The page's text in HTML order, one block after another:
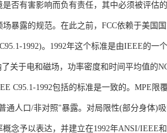
否有害影响而负有责任，其中必须被评估
场暴露的规范。在此之前，FCC依赖于美国
1992)。1992年这个标准是由IEEE的
了关于电和磁场，功率密度和时间平均值的
C95.1-1992包括的标准是一致的。MPE
通人口/非对照"暴露。对局限性(部分身体)
概念予以表达，并建立在1992年ANSI/IEEE